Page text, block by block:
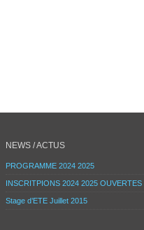
NEWS / ACTUS
PROGRAMME 2024 2025
INSCRITPIONS 2024 2025 OUVERTES
Stage d’ETE Juillet 2015